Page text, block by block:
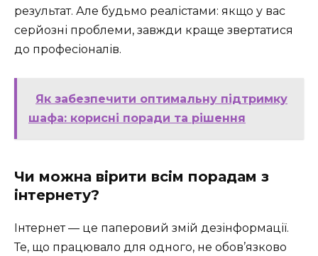
результат. Але будьмо реалістами: якщо у вас
серйозні проблеми, завжди краще звертатися
до професіоналів.
Як забезпечити оптимальну підтримку
шафа: корисні поради та рішення
Чи можна вірити всім порадам з
інтернету?
Інтернет — це паперовий змій дезінформації.
Те, що працювало для одного, не обов’язково